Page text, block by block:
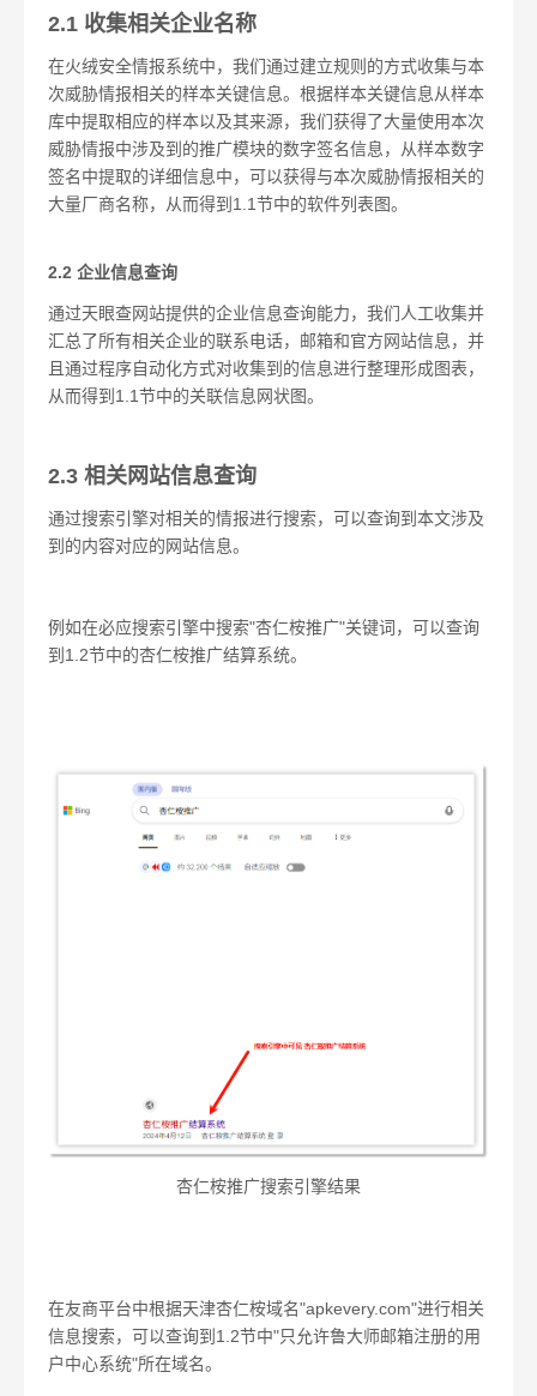
2.1 收集相关企业名称
在火绒安全情报系统中，我们通过建立规则的方式收集与本
次威胁情报相关的样本关键信息。根据样本关键信息从样本
库中提取相应的样本以及其来源，我们获得了大量使用本次
威胁情报中涉及到的推广模块的数字签名信息，从样本数字
签名中提取的详细信息中，可以获得与本次威胁情报相关的
大量厂商名称，从而得到1.1节中的软件列表图。
2.2 企业信息查询
通过天眼查网站提供的企业信息查询能力，我们人工收集并
汇总了所有相关企业的联系电话，邮箱和官方网站信息，并
且通过程序自动化方式对收集到的信息进行整理形成图表，
从而得到1.1节中的关联信息网状图。
2.3 相关网站信息查询
通过搜索引擎对相关的情报进行搜索，可以查询到本文涉及
到的内容对应的网站信息。
例如在必应搜索引擎中搜索"杏仁桉推广"关键词，可以查询
到1.2节中的杏仁桉推广结算系统。
杏仁桉推广搜索引擎结果
在友商平台中根据天津杏仁桉域名"apkevery.com"进行相关
信息搜索，可以查询到1.2节中"只允许鲁大师邮箱注册的用
户中心系统"所在域名。